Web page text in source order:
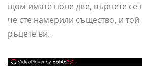
щом имате поне две, върнете се
че сте намерили същество, и
ръцете ви.